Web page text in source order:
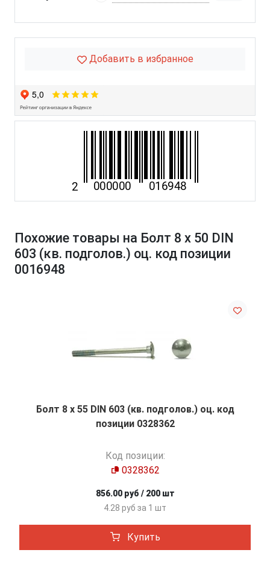
Добавить в избранное
Похожие товары на Болт 8 х 50 DIN
603 (кв. подголов.) оц. код позиции
0016948
Болт 8 х 55 DIN 603 (кв. подголов.) оц. код
позиции 0328362
Код позиции:
0328362
856.00 руб / 200 шт
4.28 руб за 1 шт
Купить